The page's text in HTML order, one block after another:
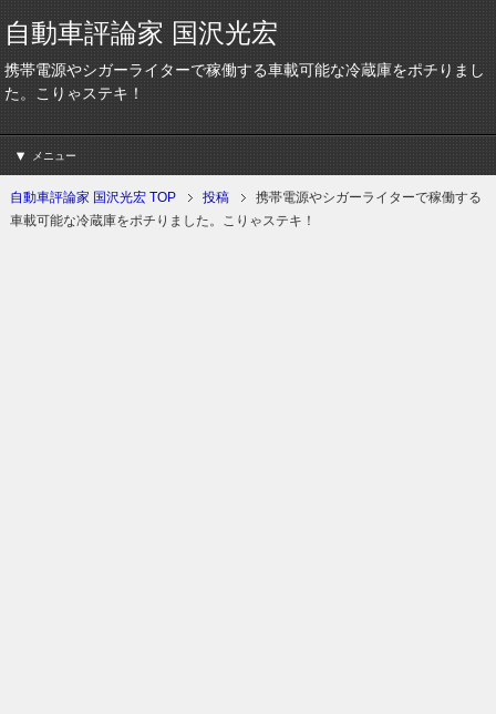
自動車評論家 国沢光宏
携帯電源やシガーライターで稼働する車載可能な冷蔵庫をポチりまし
た。こりゃステキ！
メニュー
自動車評論家 国沢光宏 TOP 投稿
携帯電源やシガーライターで稼働する
車載可能な冷蔵庫をポチりました。こりゃステキ！